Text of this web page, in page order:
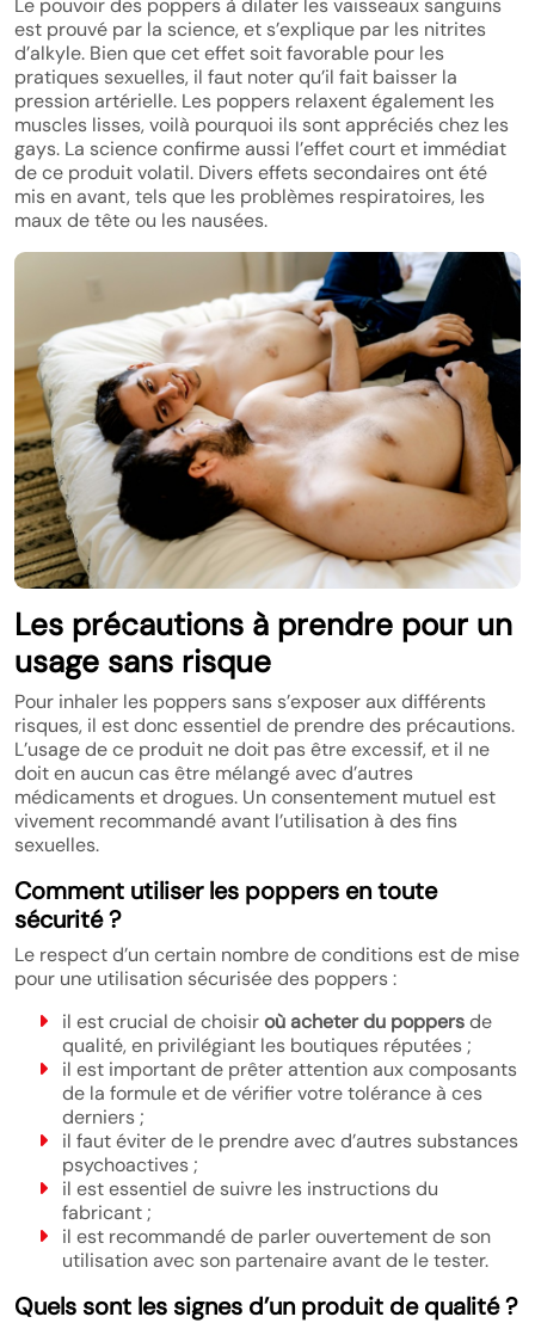
est prouvé par la science, et s’explique par les nitrites
d’alkyle. Bien que cet effet soit favorable pour les
pratiques sexuelles, il faut noter qu’il fait baisser la
pression artérielle. Les poppers relaxent également les
muscles lisses, voilà pourquoi ils sont appréciés chez les
gays. La science confirme aussi l’effet court et immédiat
de ce produit volatil. Divers effets secondaires ont été
mis en avant, tels que les problèmes respiratoires, les
maux de tête ou les nausées.
Les précautions à prendre pour un
usage sans risque
Pour inhaler les poppers sans s’exposer aux différents
risques, il est donc essentiel de prendre des précautions.
L’usage de ce produit ne doit pas être excessif, et il ne
doit en aucun cas être mélangé avec d’autres
médicaments et drogues. Un consentement mutuel est
vivement recommandé avant l’utilisation à des fins
sexuelles.
Comment utiliser les poppers en toute
sécurité ?
Le respect d’un certain nombre de conditions est de mise
pour une utilisation sécurisée des poppers :
il est crucial de choisiroù acheter du poppersde
qualité, en privilégiant les boutiques réputées ;
il est important de prêter attention aux composants
de la formule et de vérifier votre tolérance à ces
derniers ;
il faut éviter de le prendre avec d’autres substances
psychoactives ;
il est essentiel de suivre les instructions du
fabricant ;
il est recommandé de parler ouvertement de son
utilisation avec son partenaire avant de le tester.
Quels sont les signes d’un produit de qualité ?